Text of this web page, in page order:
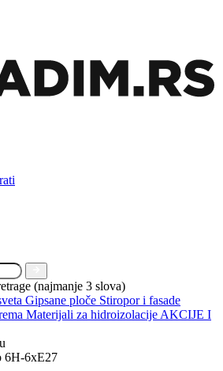
(najmanje 3 slova)
Gipsane ploče Stiropor i fasade
Materijali za hidroizolacije AKCIJE I
6H-6xE27